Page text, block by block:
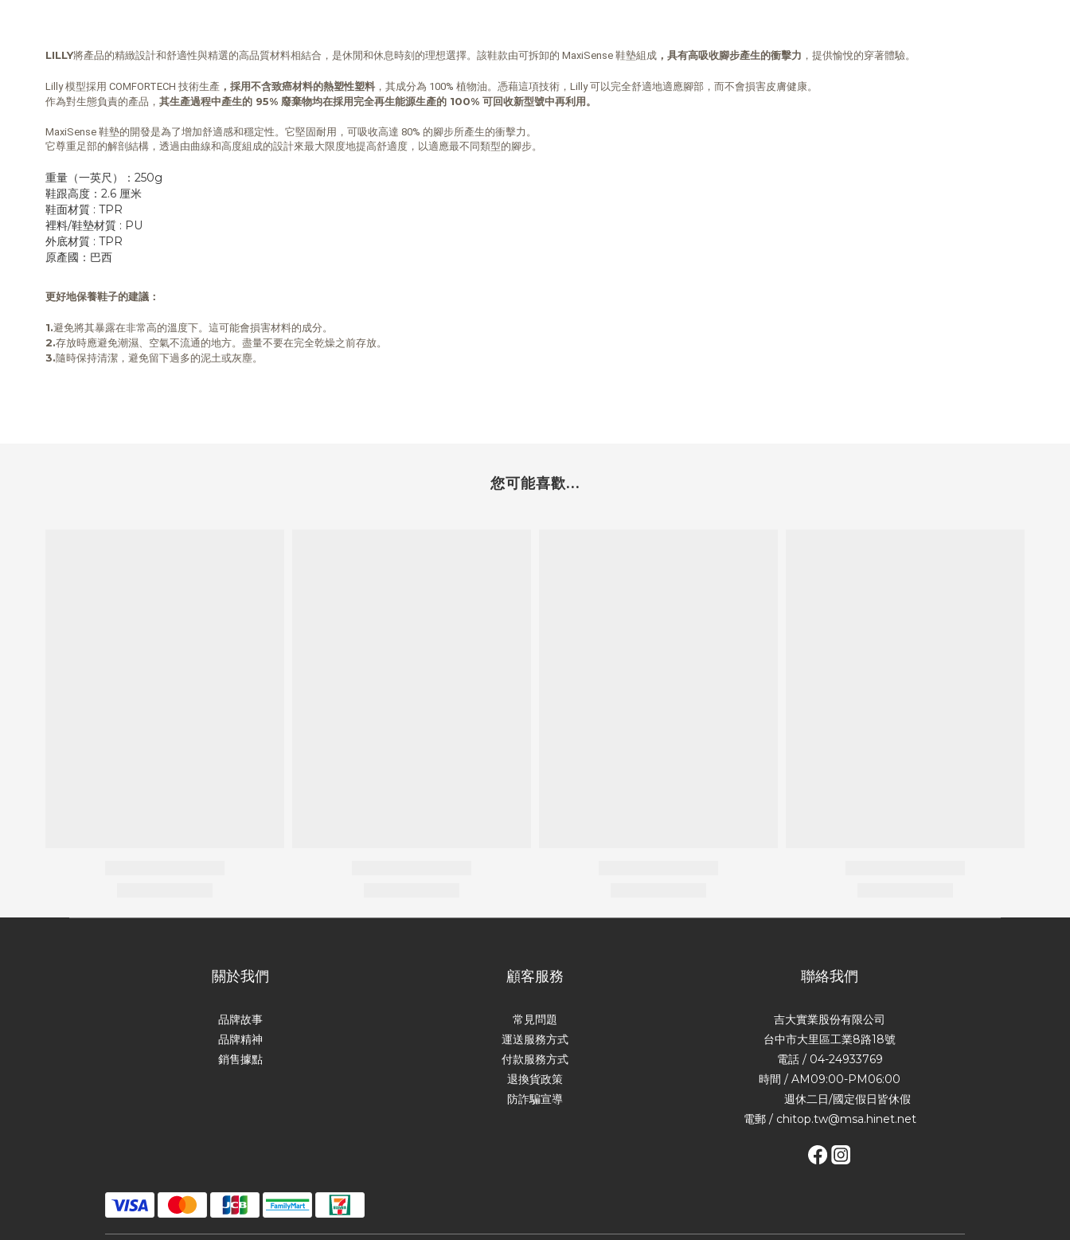
LILLY將產品的精緻設計和舒適性與精選的高品質材料相結合，是休閒和休息時刻的理想選擇。該鞋款由可拆卸的 MaxiSense 鞋墊組成 ， 具有高吸收腳步產生的衝擊力 ，提供愉悅的穿著體驗。
Lilly 模型採用 COMFORTECH 技術生產 ，採用不含致癌材料的熱塑性塑料，其成分為 100% 植物油。憑藉這項技術，Lilly 可以完全舒適地適應腳部，而不會損害皮膚健康。
作為對生態負責的產品， 其生產過程中產生的 95% 廢棄物均在採用完全再生能源生產的 100% 可回收新型號中再利用。
MaxiSense 鞋墊的開發是為了增加舒適感和穩定性。它堅固耐用，可吸收高達 80% 的腳步所產生的衝擊力。
它尊重足部的解剖結構，透過由曲線和高度組成的設計來最大限度地提高舒適度，以適應最不同類型的腳步。
重量（一英尺）：250g
鞋跟高度：2.6 厘米
鞋面材質 : TPR
裡料/鞋墊材質 : PU
外底材質 : TPR
原產國：巴西
更好地保養鞋子的建議：
1.避免將其暴露在非常高的溫度下。這可能會損害材料的成分。
2.存放時應避免潮濕、空氣不流通的地方。盡量不要在完全乾燥之前存放。
3.隨時保持清潔，避免留下過多的泥土或灰塵。
您可能喜歡...
關於我們
品牌故事
品牌精神
銷售據點
顧客服務
常見問題
運送服務方式
付款服務方式
退換貨政策
防詐騙宣導
聯絡我們
吉大實業股份有限公司
台中市大里區工業8路18號
電話 / 04-24933769
時間 / AM09:00-PM06:00
週休二日/國定假日皆休假
電郵 / chitop.tw@msa.hinet.net